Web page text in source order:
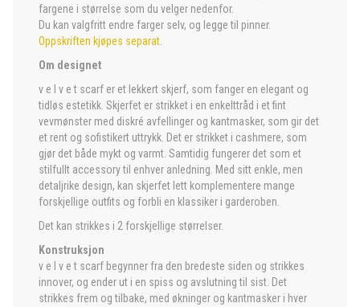
fargene i størrelse som du velger nedenfor.
Du kan valgfritt endre farger selv, og legge til pinner.
Oppskriften kjøpes separat
Om designet
v e l v e t scarf er et lekkert skjerf, som fanger en elegant og
tidløs estetikk. Skjerfet er strikket i en enkelttråd i et fint
vevmønster med diskré avfellinger og kantmasker, som gir det
et rent og sofistikert uttrykk. Det er strikket i cashmere, som
gjør det både mykt og varmt. Samtidig fungerer det som et
stilfullt accessory til enhver anledning. Med sitt enkle, men
detaljrike design, kan skjerfet lett komplementere mange
forskjellige outfits og forbli en klassiker i garderoben.
Det kan strikkes i 2 forskjellige størrelser.
Konstruksjon
v e l v e t scarf begynner fra den bredeste siden og strikkes
innover, og ender ut i en spiss og avslutning til sist. Det
strikkes frem og tilbake, med økninger og kantmasker i hver